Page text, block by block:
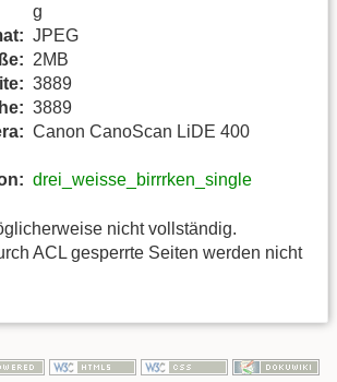
g
JPEG
2MB
3889
3889
Canon CanoScan LiDE 400
drei_weisse_birrrken_single
nicht vollständig.
ACL gesperrte Seiten werden nicht